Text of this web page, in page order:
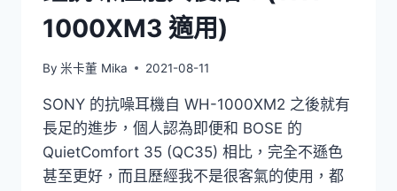
1000XM3 適用)
By 米卡董 Mika 2021-08-11
SONY 的抗噪耳機自 WH-1000XM2 之後就有
長足的進步，個人認為即便和 BOSE 的
QuietComfort 35 (QC35) 相比，完全不遜色
甚至更好，而且歷經我不是很客氣的使用，都